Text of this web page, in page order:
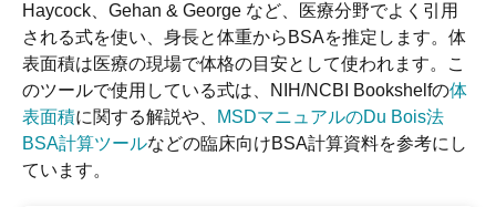
Haycock、Gehan & George など、医療分野でよく引用
される式を使い、身長と体重からBSAを推定します。体
表面積は医療の現場で体格の目安として使われます。こ
のツールで使用している式は、NIH/NCBI Bookshelfの体
表面積に関する解説や、
MSDマニュアルのDu Bois法
BSA計算ツールなどの臨床向けBSA計算資料を参考にし
ています。